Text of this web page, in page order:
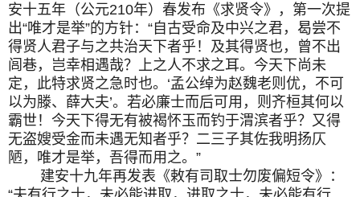
安十五年（公元210年）春发布《求贤令》，第一次提
出“唯才是举”的方针：“自古受命及中兴之君，曷尝不
得贤人君子与之共治天下者乎！及其得贤也，曾不出
闾巷，岂幸相遇哉？上之人不求之耳。今天下尚未
定，此特求贤之急时也。‘孟公绰为赵魏老则优，不可
以为滕、薛大夫’。若必廉士而后可用，则齐桓其何以
霸世！今天下得无有被褐怀玉而钓于渭滨者乎？又得
无盗嫂受金而未遇无知者乎？二三子其佐我明扬仄
陋，唯才是举，吾得而用之。”
建安十九年再发表《敕有司取士勿废偏短令》：